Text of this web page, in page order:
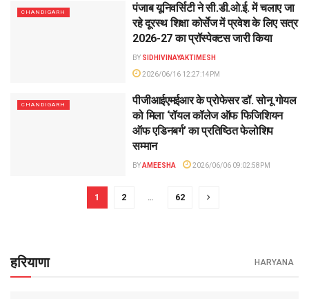
CHANDIGARH
पंजाब यूनिवर्सिटी ने सी.डी.ओ.ई. में चलाए जा
रहे दूरस्थ शिक्षा कोर्सेज में प्रवेश के लिए सत्र
2026-27 का प्रॉस्पेक्टस जारी किया
BY SIDHIVINAYAKTIMESH
2026/06/16 12:27:14PM
CHANDIGARH
पीजीआईएमईआर के प्रोफेसर डॉ. सोनू गोयल
को मिला ‘रॉयल कॉलेज ऑफ फिजिशियन
ऑफ एडिनबर्ग’ का प्रतिष्ठित फेलोशिप
सम्मान
BYAMEESHA 2026/06/06 09:02:58PM
1 2 62
हरियाणा HARYANA